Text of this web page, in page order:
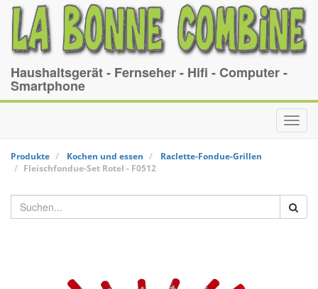
Haushaltsgerät - Fernseher - Hifi - Computer -
Smartphone
Produkte Kochen und essen
Raclette-Fondue-Grillen
Fleischfondue-Set Rotel - F0512